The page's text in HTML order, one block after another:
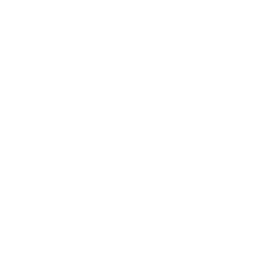
10 to 20.2.